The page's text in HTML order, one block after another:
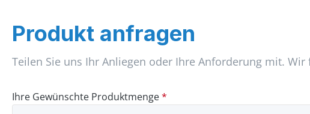
Produkt anfragen
Teilen Sie uns Ihr Anliegen oder Ihre Anforderung mit. Wir
Ihre Gewünschte Produktmenge*